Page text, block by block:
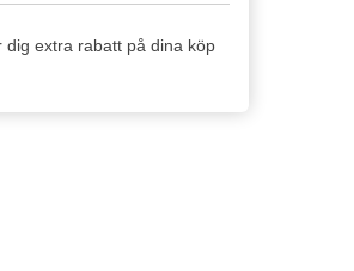
extra rabatt på dina köp